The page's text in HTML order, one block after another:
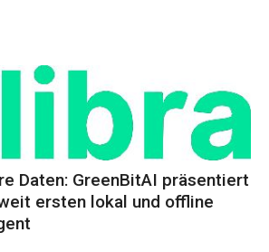
Daten: GreenBitAI präsentiert
ersten lokal und offline